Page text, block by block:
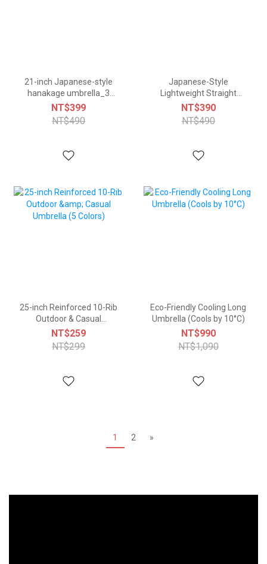
21-inch Japanese-style
hanakage umbrella_3
colors
NT$399
NT$490
Japanese-Style
Lightweight Straight
Umbrella - Stripe Pattern
NT$390
NT$490
25-inch Reinforced 10-Rib
Outdoor & Casual
Umbrella (5 Colors)
NT$259
NT$299
Eco-Friendly Cooling Long
Umbrella (Cools by 10°C)
NT$990
NT$1,090
1 2 »